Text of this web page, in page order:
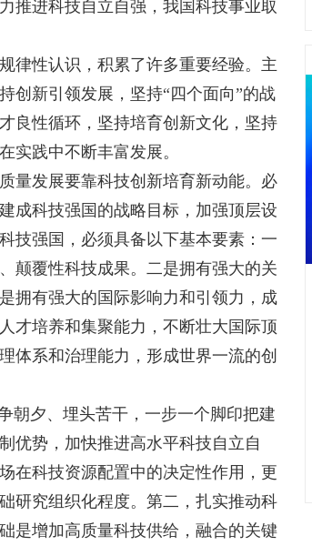
推进科技自立自强，我国科技事业取
性认识，积累了许多重要经验。主
创新引领发展，坚持“四个面向”的战
良性循环，坚持培育创新文化，坚持
实践中不断丰富发展。
发展要靠科技创新培育新动能。必
成科技强国的战略目标，加强顶层设
技强国，必须具备以下基本要素：一
颠覆性科技成果。二是拥有强大的关
拥有强大的国际影响力和引领力，成
才培养和集聚能力，不断壮大国际顶
体系和治理能力，形成世界一流的创
夕、埋头苦干，一步一个脚印把建
优势，加快推进高水平科技自立自
在科技资源配置中的决定性作用，更
研究组织化程度。第二，扎实推动科
是增加高质量科技供给，融合的关键